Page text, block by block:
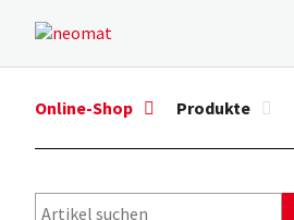
Online-Shop Produkte